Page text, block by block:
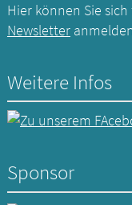
Hier können Sie
Newsletter
Weitere Infos
Sponsor